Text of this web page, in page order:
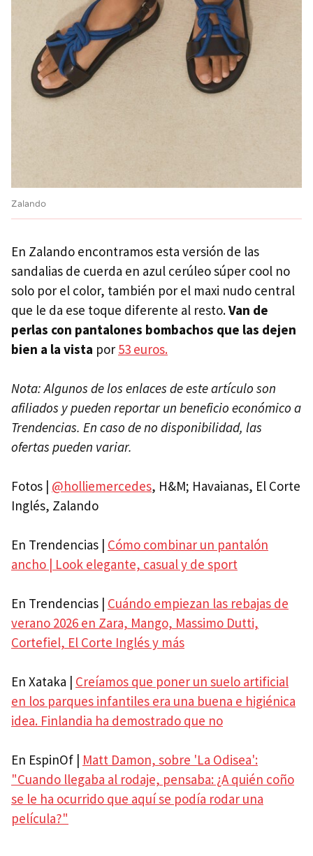
Zalando
En Zalando encontramos esta versión de las
sandalias de cuerda en azul cerúleo súper cool no
solo por el color, también por el maxi nudo central
que le da ese toque diferente al resto.Van de
perlas con pantalones bombachos que las dejen
bien a la vista por 53 euros.
Nota: Algunos de los enlaces de este artículo son
afiliados y pueden reportar un beneficio económico a
Trendencias. En caso de no disponibilidad, las
ofertas pueden variar.
Fotos | @holliemercedes, H&M; Havaianas, El Corte
Inglés, Zalando
En Trendencias | Cómo combinar un pantalón
ancho | Look elegante, casual y de sport
En Trendencias | Cuándo empiezan las rebajas de
verano 2026 en Zara, Mango, Massimo Dutti,
Cortefiel, El Corte Inglés y más
En Xataka | Creíamos que poner un suelo artificial
en los parques infantiles era una buena e higiénica
idea. Finlandia ha demostrado que no
En EspinOf | Matt Damon, sobre 'La Odisea':
"Cuando llegaba al rodaje, pensaba: ¿A quién coño
se le ha ocurrido que aquí se podía rodar una
película?"